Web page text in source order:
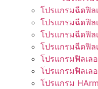
โปรแกรมฉีดฟิล
โปรแกรมฉีดฟิล
โปรแกรมฉีดฟิล
โปรแกรมฉีดฟิล
โปรแกรมฟิลเล
โปรแกรมฟิลเล
โปรแกรม